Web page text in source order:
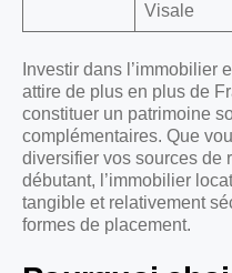
Visale
Investir dans l’immobilier
attire de plus en plus de
constituer un patrimoine
complémentaires. Que
diversifier vos sources de
débutant, l’immobilier
tangible et relativement
formes de placement.